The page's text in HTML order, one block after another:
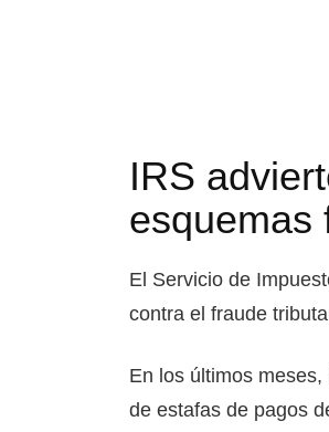
IRS
esquemas
El Servicio de
contra el fraude
En los últimos
de estafas de pagos